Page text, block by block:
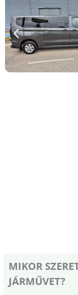
MIKOR
JÁRMŰVET?